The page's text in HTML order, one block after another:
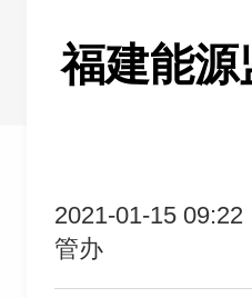
福建能源
2021-01-15 09:22
管办